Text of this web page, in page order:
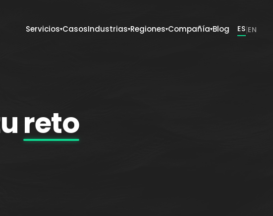
Servicios▾CasosIndustrias▾Regiones▾Compañía▾Blog ES|EN
reto